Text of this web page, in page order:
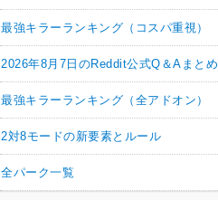
最強キラーランキング（コスパ重視）
2026年8月7日のReddit公式Q＆Aまとめ
最強キラーランキング（全アドオン）
2対8モードの新要素とルール
全パーク一覧